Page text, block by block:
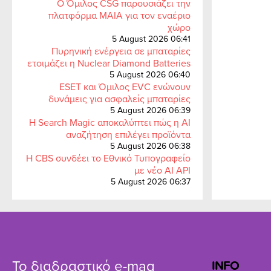
Ο Όμιλος CSG παρουσιάζει την
πλατφόρμα MAIA για τον εναέριο
χώρο
5 August 2026 06:41
Πυρηνική ενέργεια σε μπαταρίες
ετοιμάζει η Nuclear Diamond Batteries
5 August 2026 06:40
ESET και Όμιλος EVC ενώνουν
δυνάμεις για ασφαλείς μπαταρίες
5 August 2026 06:39
Η Search Magic αποκαλύπτει πώς η AI
αναζήτηση επιλέγει προϊόντα
5 August 2026 06:38
Η CBS συνδέει το Εθνικό Τυπογραφείο
με νέο AI API
5 August 2026 06:37
Το διαδραστικό e-mag INFO